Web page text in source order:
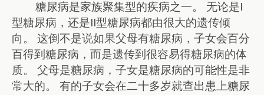
糖尿病是家族聚集型的疾病之一。 无论是I
型糖尿病，还是II型糖尿病都由很大的遗传倾
向。 这倒不是说如果父母有糖尿病，子女会百分
百得到糖尿病，而是遗传到很容易得糖尿病的体
质。 父母是糖尿病，子女是糖尿病的可能性是非
常大的。 有的子女会在二十多岁就查出患上糖尿